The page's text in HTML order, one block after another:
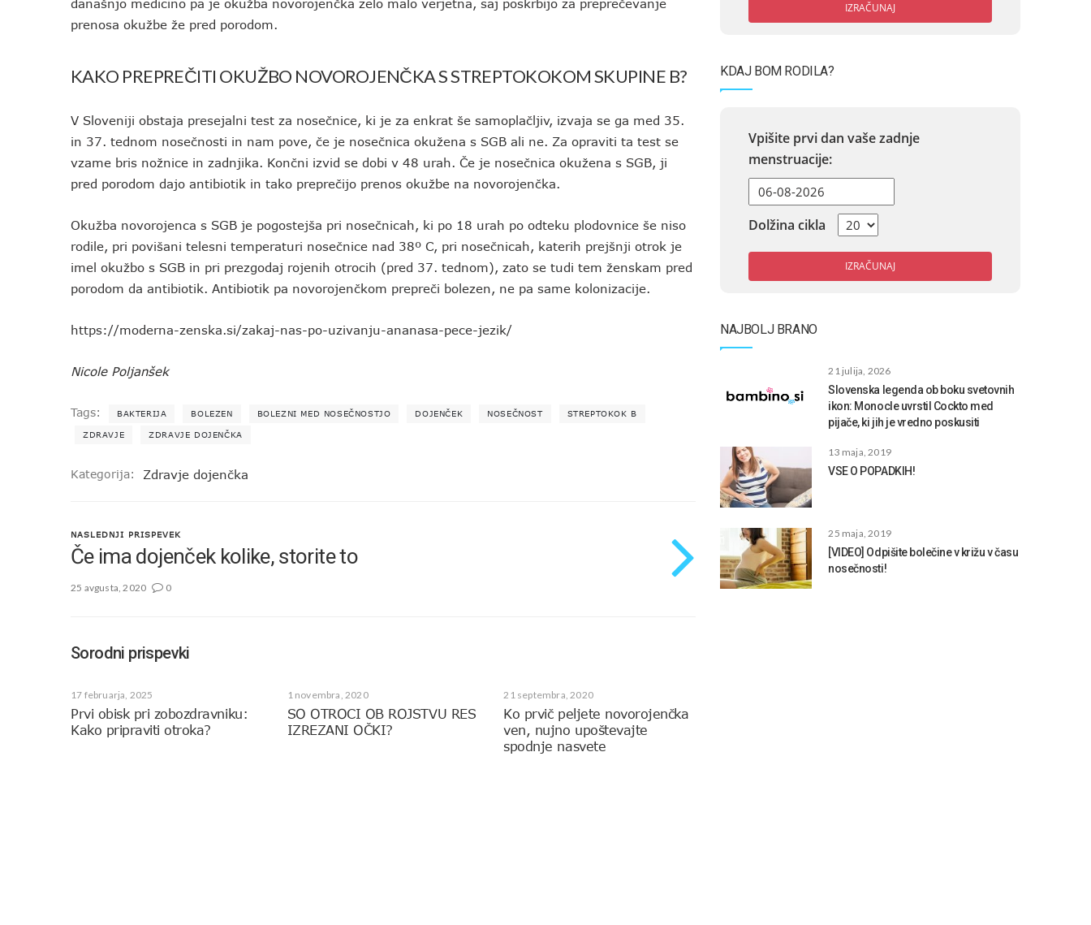
današnjo medicino pa je okužba novorojenčka zelo malo verjetna, saj poskrbijo za preprečevanje
prenosa okužbe že pred porodom.
KAKO PREPREČITI OKUŽBO NOVOROJENČKA S STREPTOKOKOM SKUPINE B?
V Sloveniji obstaja presejalni test za nosečnice, ki je za enkrat še samoplačljiv, izvaja se ga med 35.
in 37. tednom nosečnosti in nam pove, če je nosečnica okužena s SGB ali ne. Za opraviti ta test se
vzame bris nožnice in zadnjika. Končni izvid se dobi v 48 urah. Če je nosečnica okužena s SGB, ji
pred porodom dajo antibiotik in tako preprečijo prenos okužbe na novorojenčka.
Okužba novorojenca s SGB je pogostejša pri nosečnicah, ki po 18 urah po odteku plodovnice še niso
rodile, pri povišani telesni temperaturi nosečnice nad 38º C, pri nosečnicah, katerih prejšnji otrok je
imel okužbo s SGB in pri prezgodaj rojenih otrocih (pred 37. tednom), zato se tudi tem ženskam pred
porodom da antibiotik. Antibiotik pa novorojenčkom prepreči bolezen, ne pa same kolonizacije.
https://moderna-zenska.si/zakaj-nas-po-uzivanju-ananasa-pece-jezik/
Nicole Poljanšek
Tags: BAKTERIJA BOLEZEN BOLEZNI MED NOSEČNOSTJO DOJENČEK NOSEČNOST STREPTOKOK B
ZDRAVJE ZDRAVJE DOJENČKA
Kategorija: Zdravje dojenčka
NASLEDNJI PRISPEVEK
Če ima dojenček kolike, storite to
25 avgusta, 2020 0
Sorodni prispevki
17 februarja, 2025
Prvi obisk pri zobozdravniku:
Kako pripraviti otroka?
1 novembra, 2020
SO OTROCI OB ROJSTVU RES
IZREZANI OČKI?
21 septembra, 2020
Ko prvič peljete novorojenčka
ven, nujno upoštevajte
spodnje nasvete
IZRAČUNAJ
KDAJ BOM RODILA?
Vpišite prvi dan vaše zadnje
menstruacije:
Dolžina cikla
IZRAČUNAJ
NAJBOLJ BRANO
21 julija, 2026
Slovenska legenda ob boku svetovnih
ikon: Monocle uvrstil Cockto med
pijače, ki jih je vredno poskusiti
13 maja, 2019
VSE O POPADKIH!
25 maja, 2019
[VIDEO] Odpišite bolečine v križu v času
nosečnosti!